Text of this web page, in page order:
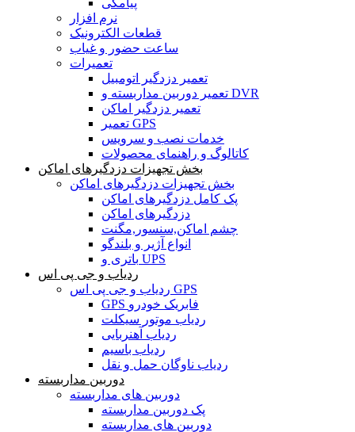
پیامکی
نرم افزار
قطعات الکترونیک
ساعت حضور و غیاب
تعمیرات
تعمیر دزدگیر اتومبیل
تعمیر دوربین مداربسته و DVR
تعمیر دزدگیر اماکن
تعمیر GPS
خدمات نصب و سرویس
کاتالوگ و راهنمای محصولات
بخش تجهیزات دزدگیرهای اماکن
بخش تجهیزات دزدگیرهای اماکن
پک کامل دزدگیرهای اماکن
دزدگیرهای اماکن
چشم اماکن,سنسور,مگنت
انواع آژیر و بلندگو
باتری و UPS
ردیاب و جی پی اس
ردیاب و جی پی اس GPS
GPS فابریک خودرو
ردیاب موتور سیکلت
ردیاب آهنربایی
ردیاب باسیم
ردیاب ناوگان حمل و نقل
دوربین مداربسته
دوربین های مداربسته
پک دوربین مداربسته
دوربین های مداربسته